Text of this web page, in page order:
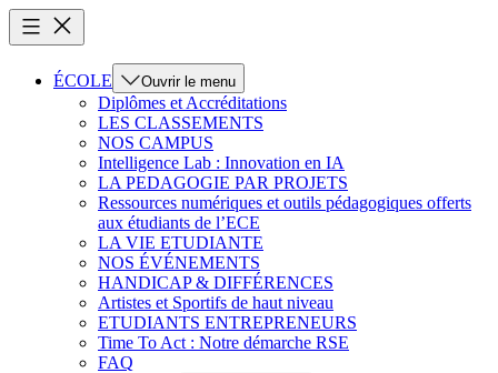
ÉCOLE Ouvrir le menu
Diplômes et Accréditations
LES CLASSEMENTS
NOS CAMPUS
Intelligence Lab : Innovation en IA
LA PEDAGOGIE PAR PROJETS
Ressources numériques et outils pédagogiques offerts
aux étudiants de l’ECE
LA VIE ETUDIANTE
NOS ÉVÉNEMENTS
HANDICAP & DIFFÉRENCES
Artistes et Sportifs de haut niveau
ETUDIANTS ENTREPRENEURS
Time To Act : Notre démarche RSE
FAQ